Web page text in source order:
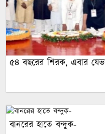
৫৪ বছরের শিরক, এবার
বানরের হাতে বন্দুক-